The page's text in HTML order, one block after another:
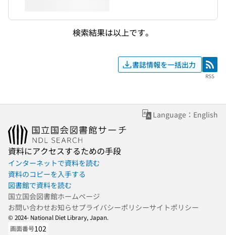
検索結果は以上です。
書誌情報を一括出力 RSS
RSS
Language：English
資料にアクセスするための手段
インターネットで資料を読む
資料のコピーを入手する
図書館で資料を読む
国立国会図書館ホームページ
お問い合わせお知らせプライバシーポリシーサイトポリシー
© 2024- National Diet Library, Japan.
画面番号102